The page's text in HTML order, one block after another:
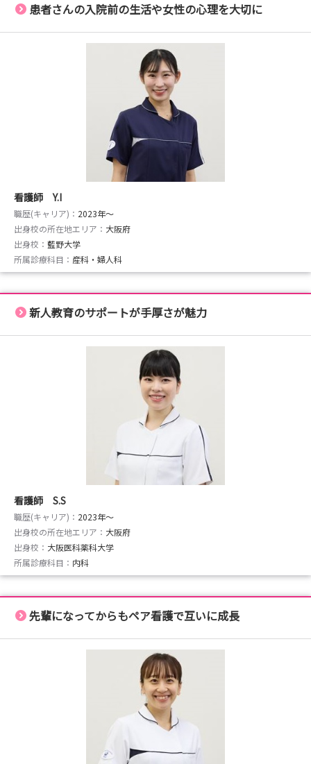
─────────
下記、2人の先輩がしっかりサポートし、部署全体、そし
て看護部全体で育てる新人支援システムがあります。
・プリセプター看護師：看護の基礎知識・技術を教える役
・エルダー看護師：リアリティショックに陥らないよう2
年目看護師が精神面のフォローをする役割
臨床心理士など様々な役割のスタッフが新人看護師の独り
立ちに向けてサポートいたします。
患者さんの入院前の生活や女性の心理を大切に
看護師 Y.I
職歴(キャリア)： 2023年〜
出身校の所在地エリア： 大阪府
出身校： 藍野大学
所属診療科目： 産科・婦人科
新人教育のサポートが手厚さが魅力
看護師 S.S
職歴(キャリア)： 2023年〜
出身校の所在地エリア： 大阪府
出身校： 大阪医科薬科大学
所属診療科目： 内科
先輩になってからもペア看護で互いに成長